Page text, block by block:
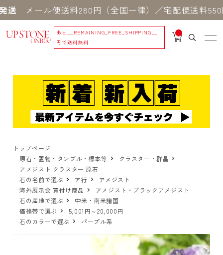
ル便送料280円（全国一律）／宅配便送料550円
あと
__REMAINING_FREE_SHIPPING__
円で送料無料
__
IT
_
トップページ
原石・置物・タンブル・標本等
クラスター・群晶
アメジスト クラスター 原石
石の名前で選ぶ
ア行
アメジスト
海外展示会 買付け商品
アメジスト・ブラックアメジスト
石の産地で選ぶ
中米・南米諸国
価格帯で選ぶ
5,001円～20,000円
石のカラーで選ぶ
パープル系